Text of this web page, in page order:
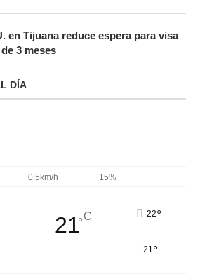
en Tijuana reduce espera para visa
3 meses
DÍA
0.5km/h 15%
21°C 22°
21°